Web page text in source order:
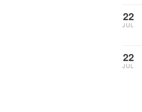
22
JUL
22
JUL